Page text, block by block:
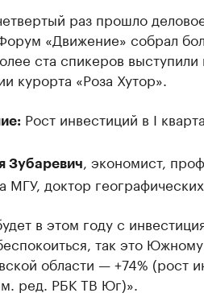
раз прошло
«Движение» собрал
ста спикеров
курорта «Роза Хутор».
Рост инвестиций в I
Зубаревич
, экономист,
МГУ, доктор
в этом году с
так это
области — +74% (рост
ред. РБК ТВ Юг)».